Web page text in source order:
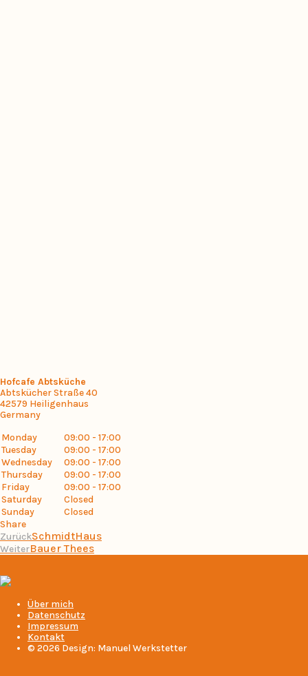
Hofcafe Abtsküche
Abtskücher Straße 40
42579 Heiligenhaus
Germany
Monday
09:00 - 17:00
Tuesday
09:00 - 17:00
Wednesday
09:00 - 17:00
Thursday
09:00 - 17:00
Friday
09:00 - 17:00
Saturday
Closed
Sunday
Closed
Share
ZurückSchmidtHaus
WeiterBauer Thees
Über mich
Datenschutz
Impressum
Kontakt
© 2026 Design: Manuel Werkstetter